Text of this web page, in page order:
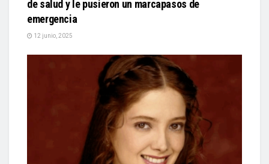
de salud y le pusieron un marcapasos de
emergencia
12 junio, 2025